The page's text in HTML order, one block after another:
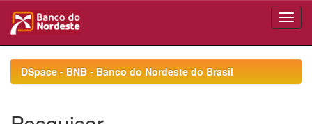
navigationDSpace - BNB - Banco do Nordeste do Brasil